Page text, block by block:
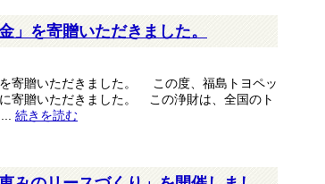
」を寄贈いただきました。
寄贈いただきました。 この度、福島トヨペッ
寄贈いただきました。 この浄財は、全国のト
続きを読む